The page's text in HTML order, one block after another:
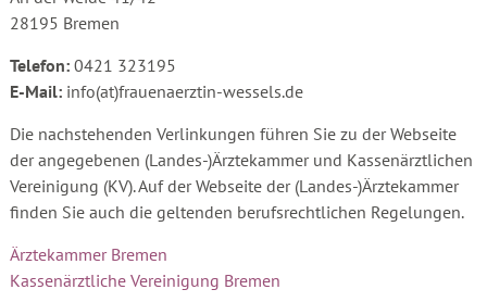
28195 Bremen
Telefon:0421 323195
E-Mail:info(at)frauenaerztin-wessels.de
Die nachstehenden Verlinkungen führen Sie zu der Webseite
der angegebenen (Landes-)Ärztekammer und Kassenärztlichen
Vereinigung (KV). Auf der Webseite der (Landes-)Ärztekammer
finden Sie auch die geltenden berufsrechtlichen Regelungen.
Ärztekammer Bremen
Kassenärztliche Vereinigung Bremen